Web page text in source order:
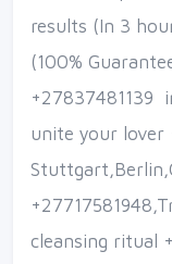
results (In 3
(100%
+27837481139
unite your lover
cleansing ritual